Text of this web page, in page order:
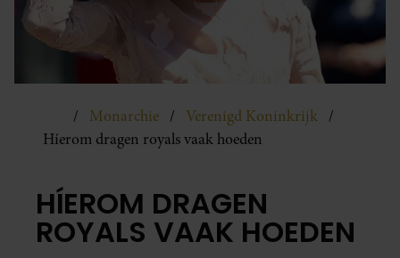
Monarchie
Verenigd Koninkrijk
Híerom dragen royals vaak hoeden
HÍEROM DRAGEN
ROYALS VAAK HOEDEN